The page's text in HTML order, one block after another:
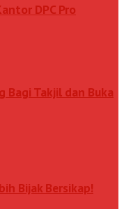
DPC Pro
Bagi Takjil dan Buka
Bijak Bersikap!